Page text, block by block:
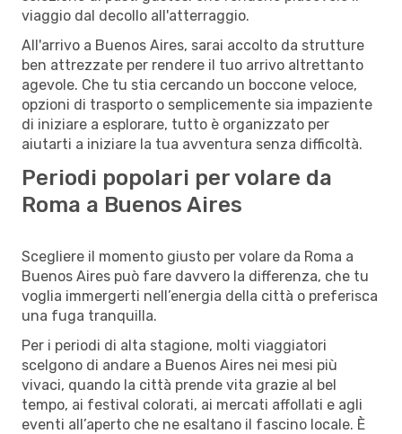
viaggio dal decollo all'atterraggio.
All'arrivo a Buenos Aires, sarai accolto da strutture
ben attrezzate per rendere il tuo arrivo altrettanto
agevole. Che tu stia cercando un boccone veloce,
opzioni di trasporto o semplicemente sia impaziente
di iniziare a esplorare, tutto è organizzato per
aiutarti a iniziare la tua avventura senza difficoltà.
Periodi popolari per volare da
Roma a Buenos Aires
Scegliere il momento giusto per volare da Roma a
Buenos Aires può fare davvero la differenza, che tu
voglia immergerti nell’energia della città o preferisca
una fuga tranquilla.
Per i periodi di alta stagione, molti viaggiatori
scelgono di andare a Buenos Aires nei mesi più
vivaci, quando la città prende vita grazie al bel
tempo, ai festival colorati, ai mercati affollati e agli
eventi all’aperto che ne esaltano il fascino locale. È